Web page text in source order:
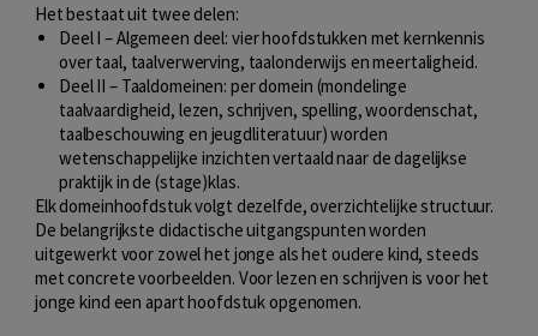
Het bestaat uit twee delen:
Deel I – Algemeen deel: vier hoofdstukken met kernkennis
over taal, taalverwerving, taalonderwijs en meertaligheid.
Deel II – Taaldomeinen: per domein (mondelinge
taalvaardigheid, lezen, schrijven, spelling, woordenschat,
taalbeschouwing en jeugdliteratuur) worden
wetenschappelijke inzichten vertaald naar de dagelijkse
praktijk in de (stage)klas.
Elk domeinhoofdstuk volgt dezelfde, overzichtelijke structuur.
De belangrijkste didactische uitgangspunten worden
uitgewerkt voor zowel het jonge als het oudere kind, steeds
met concrete voorbeelden. Voor lezen en schrijven is voor het
jonge kind een apart hoofdstuk opgenomen.